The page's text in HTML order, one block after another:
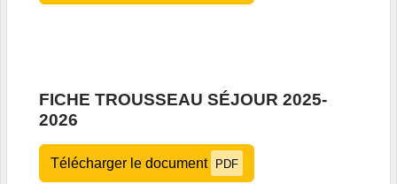
FICHE TROUSSEAU SÉJOUR 2025-
2026
Télécharger le document PDF